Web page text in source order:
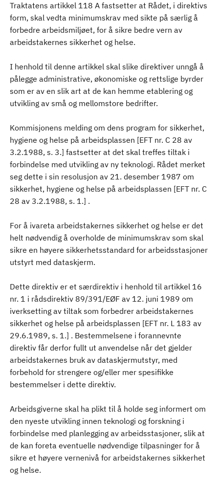
Traktatens artikkel 118 A fastsetter at Rådet, i direktivs
form, skal vedta minimumskrav med sikte på særlig å
forbedre arbeidsmiljøet, for å sikre bedre vern av
arbeidstakernes sikkerhet og helse.
I henhold til denne artikkel skal slike direktiver unngå å
pålegge administrative, økonomiske og rettslige byrder
som er av en slik art at de kan hemme etablering og
utvikling av små og mellomstore bedrifter.
Kommisjonens melding om dens program for sikkerhet,
hygiene og helse på arbeidsplassen [EFT nr. C 28 av
3.2.1988, s. 3.] fastsetter at det skal treffes tiltak i
forbindelse med utvikling av ny teknologi. Rådet merket
seg dette i sin resolusjon av 21. desember 1987 om
sikkerhet, hygiene og helse på arbeidsplassen [EFT nr. C
28 av 3.2.1988, s. 1.] .
For å ivareta arbeidstakernes sikkerhet og helse er det
helt nødvendig å overholde de minimumskrav som skal
sikre en høyere sikkerhetsstandard for arbeidsstasjoner
utstyrt med dataskjerm.
Dette direktiv er et særdirektiv i henhold til artikkel 16
nr. 1 i rådsdirektiv 89/391/EØF av 12. juni 1989 om
iverksetting av tiltak som forbedrer arbeidstakernes
sikkerhet og helse på arbeidsplassen [EFT nr. L 183 av
29.6.1989, s. 1.] . Bestemmelsene i forannevnte
direktiv får derfor fullt ut anvendelse når det gjelder
arbeidstakernes bruk av dataskjermutstyr, med
forbehold for strengere og/eller mer spesifikke
bestemmelser i dette direktiv.
Arbeidsgiverne skal ha plikt til å holde seg informert om
den nyeste utvikling innen teknologi og forskning i
forbindelse med planlegging av arbeidsstasjoner, slik at
de kan foreta eventuelle nødvendige tilpasninger for å
sikre et høyere vernenivå for arbeidstakernes sikkerhet
og helse.